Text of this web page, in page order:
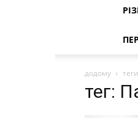
додому теги
тег: